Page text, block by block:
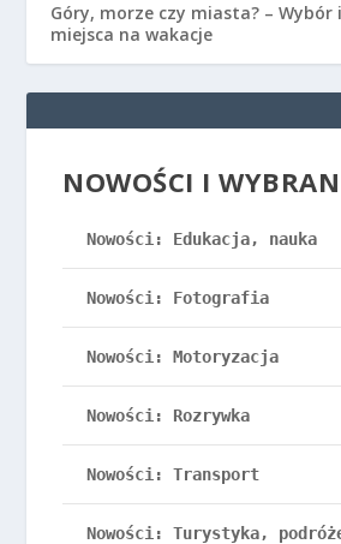
Góry, morze czy miasta? – Wybór
miejsca na wakacje
NOWOŚCI I
Nowości: Edukacja, nauka
Nowości: Fotografia
Nowości: Motoryzacja
Nowości: Rozrywka
Nowości: Transport
Nowości: Turystyka,